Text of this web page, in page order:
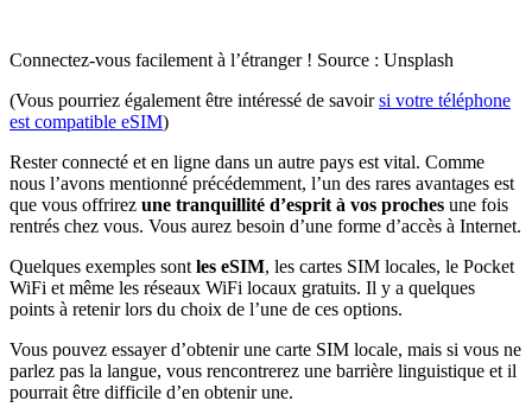
Connectez-vous facilement à l’étranger ! Source : Unsplash
(Vous pourriez également être intéressé de savoirsi votre téléphone
est compatible eSIM)
Rester connecté et en ligne dans un autre pays est vital. Comme
nous l’avons mentionné précédemment, l’un des rares avantages est
que vous offrirez une tranquillité d’esprit à vos proches une fois
rentrés chez vous. Vous aurez besoin d’une forme d’accès à Internet.
Quelques exemples sont les eSIM, les cartes SIM locales, le Pocket
WiFi et même les réseaux WiFi locaux gratuits. Il y a quelques
points à retenir lors du choix de l’une de ces options.
Vous pouvez essayer d’obtenir une carte SIM locale, mais si vous ne
parlez pas la langue, vous rencontrerez une barrière linguistique et il
pourrait être difficile d’en obtenir une.